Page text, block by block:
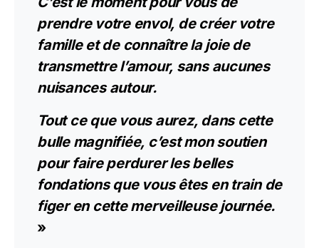
prendre votre envol, de créer votre
famille et de connaître la joie de
transmettre l’amour, sans aucunes
nuisances autour.
Tout ce que vous aurez, dans cette
bulle magnifiée, c’est mon soutien
pour faire perdurer les belles
fondations que vous êtes en train de
figer en cette merveilleuse journée.
»